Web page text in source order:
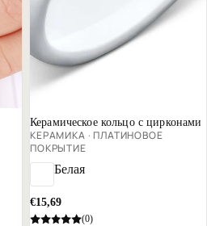
Керамическое кольцо с цирконами
КЕРАМИКА · ПЛАТИНОВОЕ
ПОКРЫТИЕ
Белая
€15,69
(0)